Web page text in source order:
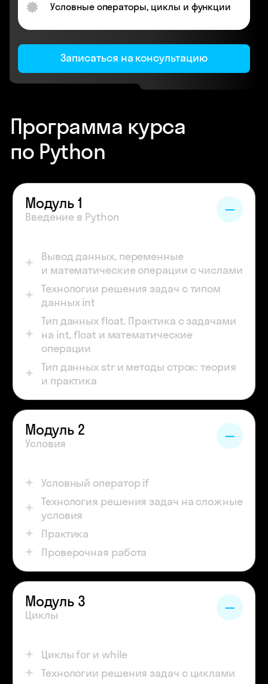
Условные операторы, циклы и функции
Записаться на консультацию
Программа курса
по Python
Модуль 1
Введение в Python
Вывод данных, переменные
и математические операции с числами
Технологии решения задач с типом
данных int
Тип данных float. Практика с задачами
на int, float и математические
операции
Тип данных str и методы строк: теория
и практика
Модуль 2
Условия
Условный оператор if
Технология решения задач на сложные
условия
Практика
Проверочная работа
Модуль 3
Циклы
Циклы for и while
Технологии решения задач с циклами